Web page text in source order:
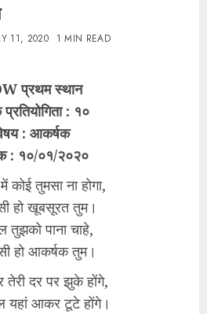
11, 2020 1 MIN READ
प्रथम स्थान
: १०
: आकर्षक
: १०/०१/२०२०
कोई तुमसा ना होगा,
हो खूबसूरत तुम।
तुझको पाना चाहे,
हो आकर्षक तुम।
तेरी दर पर झुके होंगे,
यहां आकर टूटे होंगे।